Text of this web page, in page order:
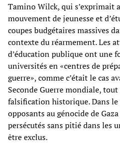
Tamino Wilck, qui s’exprimait
mouvement de jeunesse et
coupes budgétaires massives
contexte du réarmement. Les
d’éducation publique ont une
universités en «centres de
guerre», comme c’était le cas
Seconde Guerre mondiale,
falsification historique. Dans le
opposants au génocide de
persécutés sans pitié dans les
être exclus.